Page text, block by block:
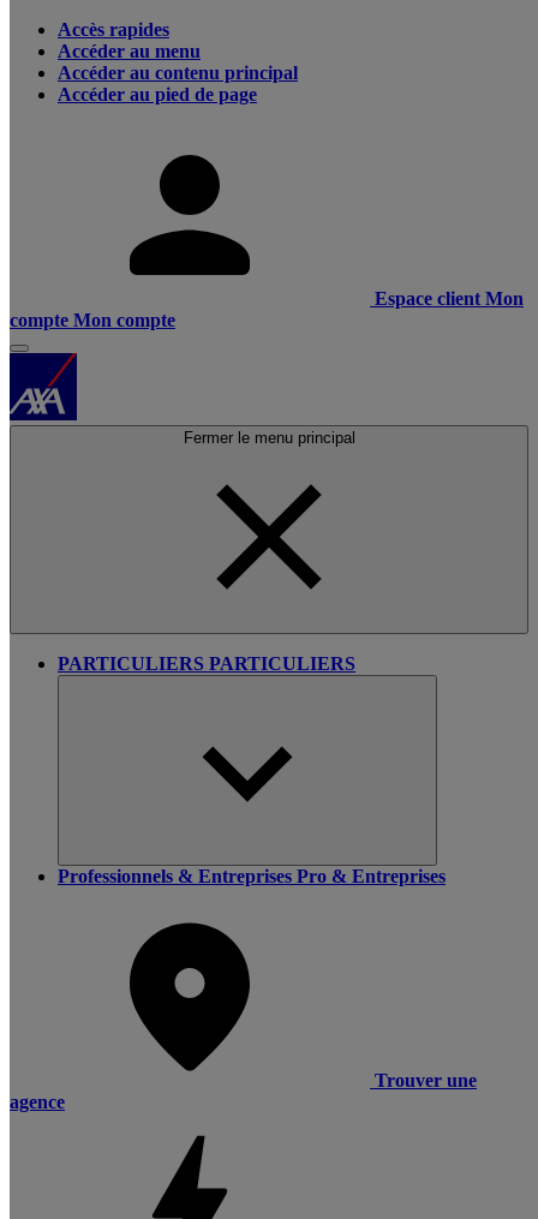
Accès rapides
Accéder au menu
Accéder au contenu principal
Accéder au pied de page
Espace client Mon
compte Mon compte
Fermer le menu principal
PARTICULIERS PARTICULIERS
Professionnels & Entreprises Pro & Entreprises
Trouver une
agence